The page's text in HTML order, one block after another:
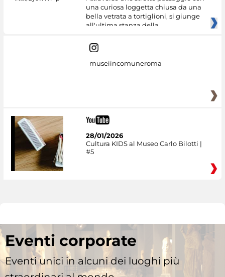
una curiosa loggetta chiusa da una
bella vetrata a tortiglioni, si giunge
all'ultima stanza della
museiincomuneroma
28/01/2026
Cultura KIDS al Museo Carlo Bilotti |
#5
Eventi corporate
Eventi unici in alcuni dei luoghi più